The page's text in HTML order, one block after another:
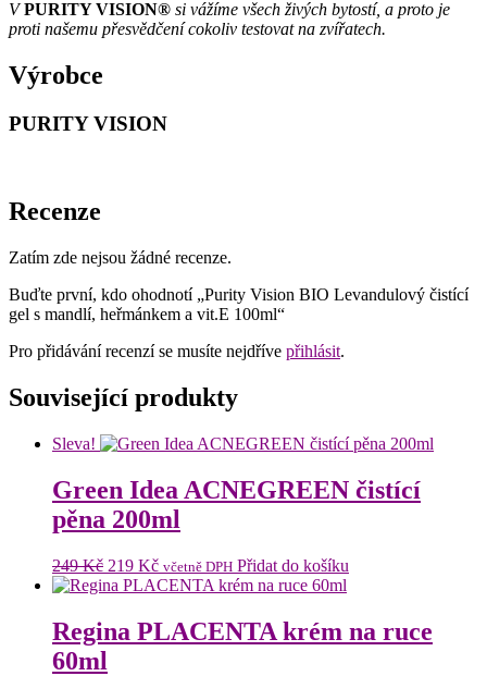
V PURITY VISION® si vážíme všech živých bytostí, a proto je
proti našemu přesvědčení cokoliv testovat na zvířatech.
Výrobce
PURITY VISION
Recenze
Zatím zde nejsou žádné recenze.
Buďte první, kdo ohodnotí „Purity Vision BIO Levandulový čistící
gel s mandlí, heřmánkem a vit.E 100ml“
Pro přidávání recenzí se musíte nejdříve přihlásit.
Související produkty
Sleva!
Green Idea ACNEGREEN čistící
pěna 200ml
249Kč Původní
cena
249 Kč.
219 KčAktuální
cena
219 Kč.
včetně DPH Přidat do košíku
Regina PLACENTA krém na ruce
60ml